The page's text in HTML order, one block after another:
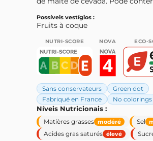
Possíveis vestígios :
Fruits à coque
NUTRI-SCORE NOVA ECO-
Sans conservateurs
Green dot
Fabriqué en France
No colorings
Níveis Nutricionais :
Matières grasses modéré Sel
Acides gras saturés élevé